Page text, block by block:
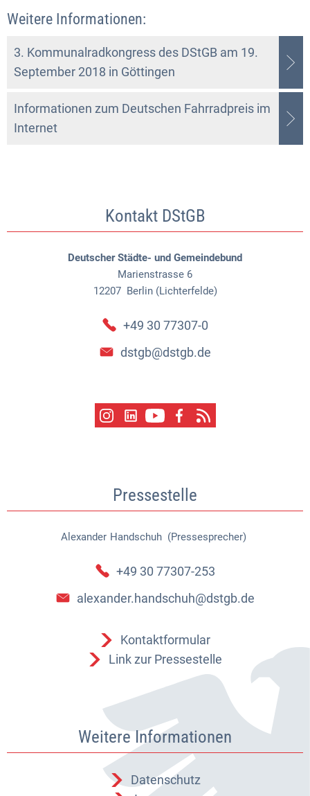
Weitere Informationen:
3. Kommunalradkongress des DStGB am 19.
September 2018 in Göttingen
Informationen zum Deutschen Fahrradpreis im
Internet
Kontakt DStGB
Deutscher Städte- und Gemeindebund
Marienstrasse 6
12207 Berlin (Lichterfelde)
+49 30 77307-0
dstgb@dstgb.de
Pressestelle
Alexander Handschuh (Pressesprecher)
Alexander Handschuh
+49 30 77307-253
alexander.handschuh@dstgb.de
Kontaktformular
Link zur Pressestelle
Weitere Informationen
Datenschutz